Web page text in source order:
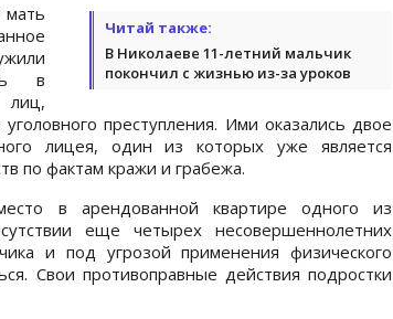
Читай также:
В Николаеве 11-летний мальчик
покончил с жизнью из-за уроков
в
лиц,
преступления. Ими оказались двое
лицея, один из которых уже является
по фактам кражи и грабежа.
в арендованной квартире одного из
еще четырех несовершеннолетних
и под угрозой применения физического
Свои противоправные действия подростки